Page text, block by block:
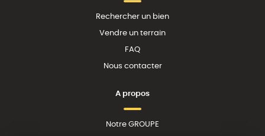
Rechercher un bien
Vendre un terrain
FAQ
Nous contacter
A propos
Notre GROUPE